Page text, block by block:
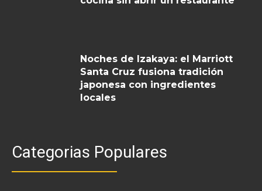
Noches de Izakaya: el Marriott
Santa Cruz fusiona tradición
japonesa con ingredientes
locales
Categorias Populares